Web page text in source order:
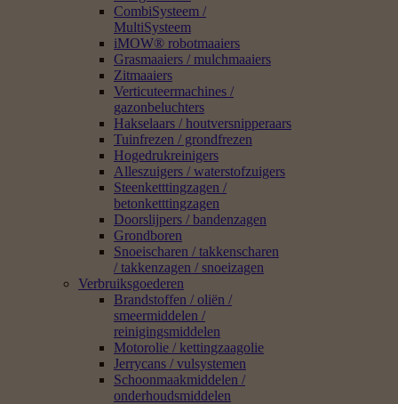
CombiSysteem /
MultiSysteem
iMOW® robotmaaiers
Grasmaaiers / mulchmaaiers
Zitmaaiers
Verticuteermachines /
gazonbeluchters
Hakselaars / houtversnipperaars
Tuinfrezen / grondfrezen
Hogedrukreinigers
Alleszuigers / waterstofzuigers
Steenketttingzagen /
betonketttingzagen
Doorslijpers / bandenzagen
Grondboren
Snoeischaren / takkenscharen
/ takkenzagen / snoeizagen
Verbruiksgoederen
Brandstoffen / oliën /
smeermiddelen /
reinigingsmiddelen
Motorolie / kettingzaagolie
Jerrycans / vulsystemen
Schoonmaakmiddelen /
onderhoudsmiddelen